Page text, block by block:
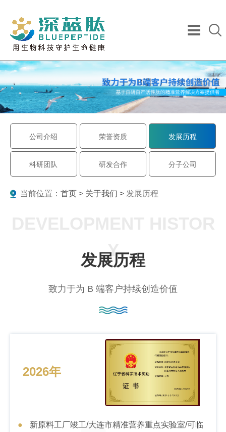
公司介绍 荣誉资质 发展历程
科研团队 研发合作 分子公司
当前位置： 首页 > 关于我们 > 发展历程
Y
发展历程
致力于为 B 端客户持续创造价值
新原料工厂竣工/大连市精准营养重点实验室/可临
2026年